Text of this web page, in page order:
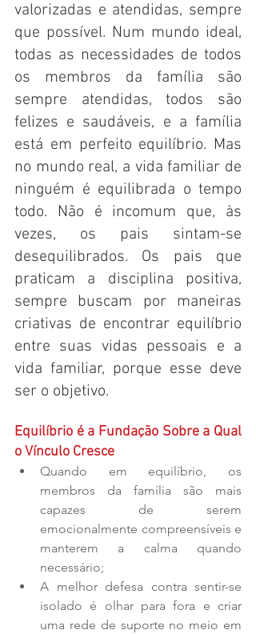
valorizadas e atendidas, sempre
que possível. Num mundo ideal,
todas as necessidades de todos
os membros da família são
sempre atendidas, todos são
felizes e saudáveis, e a família
está em perfeito equilíbrio. Mas
no mundo real, a vida familiar de
ninguém é equilibrada o tempo
todo. Não é incomum que, às
vezes, os pais sintam-se
desequilibrados. Os pais que
praticam a disciplina positiva,
sempre buscam por maneiras
criativas de encontrar equilíbrio
entre suas vidas pessoais e a
vida familiar, porque esse deve
ser o objetivo.
Equilíbrio é a Fundação Sobre a Qual
o Vínculo Cresce
Quando em equilíbrio, os
membros da família são mais
capazes de serem
emocionalmente compreensíveis e
manterem a calma quando
necessário;
A melhor defesa contra sentir-se
isolado é olhar para fora e criar
uma rede de suporte no meio em